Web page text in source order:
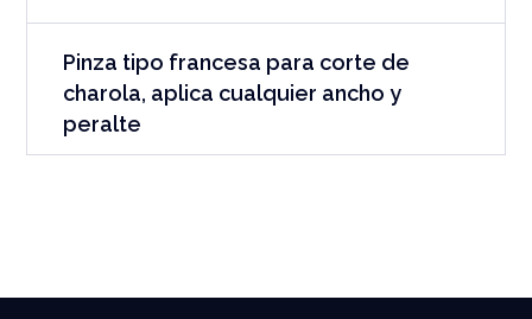
Pinza tipo francesa para corte de
charola, aplica cualquier ancho y
peralte